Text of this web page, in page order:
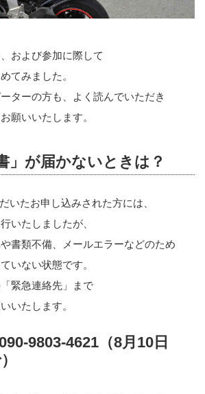
および参加に際して
てみました。
ターの方も、よく読んでいただき
願いいたします。
」が届かないときは？
いたお申し込みされた方には、
いたしましたが、
書類不備、メールエラーなどのため
いない状態です。
緊急連絡先」まで
いたします。
9803-4621（8月10日